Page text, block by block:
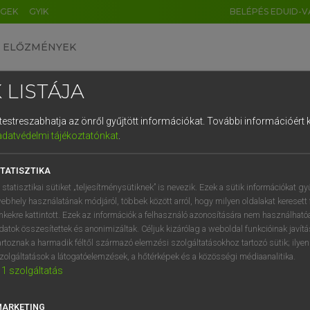
GYIK BELÉPÉS EDUID-
ELŐZMÉNYEK
műszaki szótár
VAN ELŐFIZETÉSED?
megtekintéséhez.
LISTÁJA
az önről gyűjtött információkat. További információért
tájékoztatónkat.
statisztikai sütiket „teljesítménysütiknek” is nevezik. Ezek a sütik információkat
használatának módjáról, többek között arról, hogy milyen oldalakat keresett
kattintott. Ezek az információk a felhasználó azonosítására nem
összesítettek és anonimizáltak. Céljuk kizárólag a weboldal funkcióinak
a harmadik féltől származó elemzési szolgáltatásokhoz tartozó sütik;
a látogatóelemzések, a hőtérképek és a közösségi médiaanalitika.
1 szolgáltatás
DE CN FR ES IT NL
1 2 3 4 5 6 7 8 9
q w e r t z u i
a s d f g h j k l é
í y x c v b n m , .